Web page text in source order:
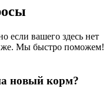
если вашего здесь нет
Мы быстро поможем!
новый корм?